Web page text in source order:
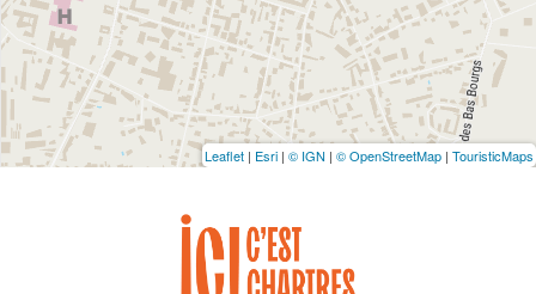
Leaflet | Esri | © IGN | © OpenStreetMap | TouristicMaps